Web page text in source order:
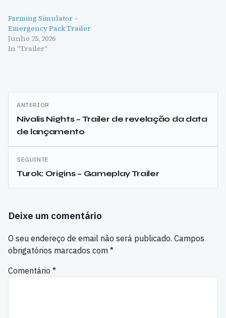
Farming Simulator –
Emergency Pack Trailer
Junho 25, 2026
In "Trailer"
Navegação
de
artigos
ANTERIOR
Nivalis Nights – Trailer de revelação da data
de lançamento
SEGUINTE
Turok: Origins – Gameplay Trailer
Deixe um comentário
O seu endereço de email não será publicado. Campos
obrigatórios marcados com *
Comentário *